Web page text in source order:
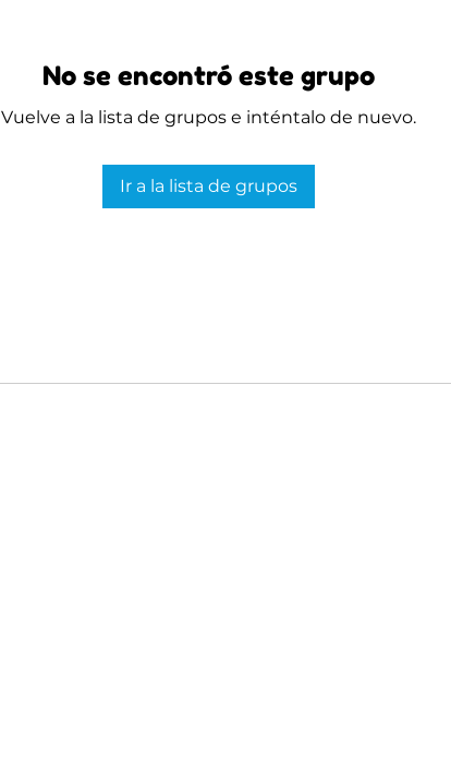
No se encontró este grupo
Vuelve a la lista de grupos e inténtalo de nuevo.
Ir a la lista de grupos